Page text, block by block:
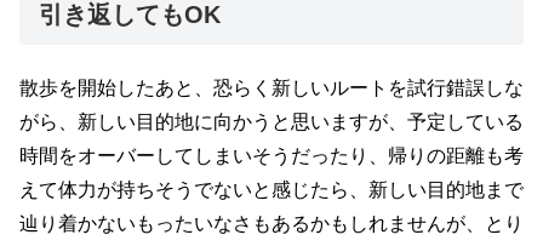
引き返してもOK
散歩を開始したあと、恐らく新しいルートを試行錯誤しな
がら、新しい目的地に向かうと思いますが、予定している
時間をオーバーしてしまいそうだったり、帰りの距離も考
えて体力が持ちそうでないと感じたら、新しい目的地まで
辿り着かないもったいなさもあるかもしれませんが、とり